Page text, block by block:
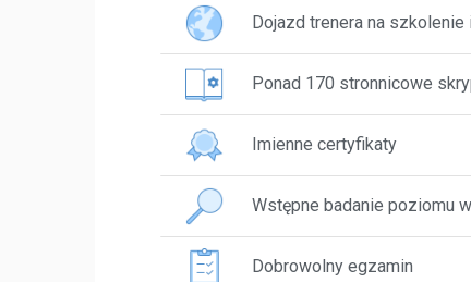
Dojazd trenera na szkolenie
Ponad 170 stronnicowe
Imienne certyfikaty
Wstępne badanie poziomu
Dobrowolny egzamin